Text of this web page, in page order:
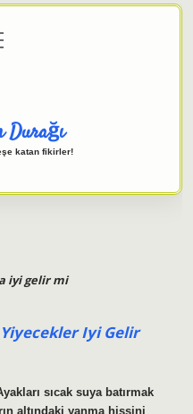
Durağı
katan fikirler!
iyi gelir mi
Iyi Gelir
sıcak suya batırmak
altındaki yanma hissini